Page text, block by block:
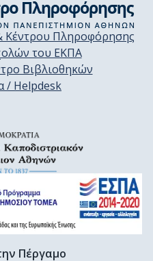
Κέντρου Πληροφόρησης
του ΕΚΠΑ
Βιβλιοθηκών
/ Helpdesk
Πέργαμο